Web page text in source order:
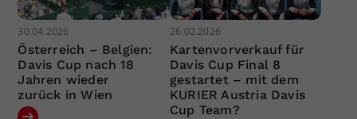
30.04.2026
Österreich – Belgien:
Davis Cup nach 18
Jahren wieder
zurück in Wien
26.02.2026
Kartenvorverkauf für
Davis Cup Final 8
gestartet – mit dem
KURIER Austria Davis
Cup Team?